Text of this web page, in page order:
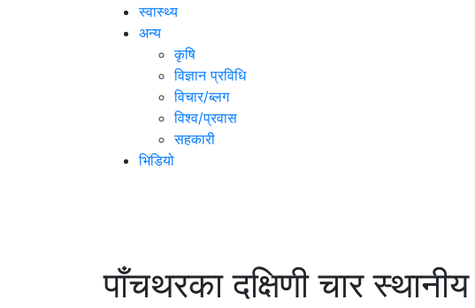
स्वास्थ्य
अन्य
कृषि
विज्ञान प्रविधि
विचार/ब्लग
विश्व/प्रवास
सहकारी
भिडियो
पाँचथरका दक्षिणी चार